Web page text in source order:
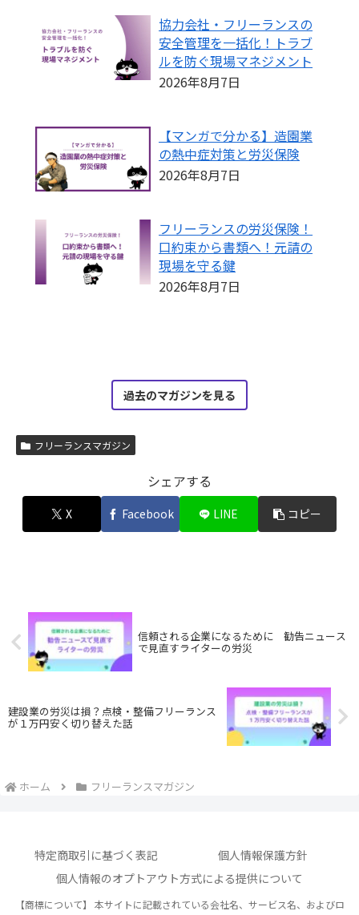
協力会社・フリーランスの
安全管理を一括化！トラブ
ルを防ぐ現場マネジメント
2026年8月7日
【マンガで分かる】造園業
の熱中症対策と労災保険
2026年8月7日
フリーランスの労災保険！
口約束から書類へ！元請の
現場を守る鍵
2026年8月7日
過去のマガジンを見る
フリーランスマガジン
シェアする
X Facebook LINE コピー
信頼される企業になるために 勧告ニュース
で見直すライターの労災
建設業の労災は損？点検・整備フリーランス
が１万円安く切り替えた話
ホーム フリーランスマガジン
特定商取引に基づく表記
個人情報保護方針
個人情報のオプトアウト方式による提供について
【商標について】 本サイトに記載されている会社名、サービス名、およびロ